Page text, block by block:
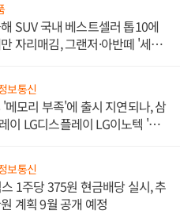
SUV 국내 베스트셀러 톱10에
자리매김, 그랜저·아반떼 '세단
보통신
메모리 부족'에 출시 지연되나, 삼
이 LG디스플레이 LG이노텍 '탈
보통신
1주당 375원 현금배당 실시, 추
계획 9월 공개 예정